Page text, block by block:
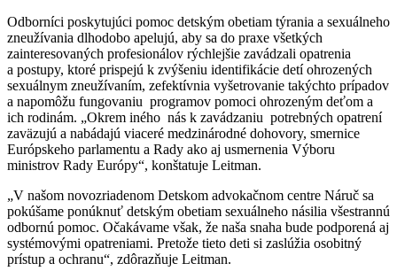
Odborníci poskytujúci pomoc detským obetiam týrania a sexuálneho
zneužívania dlhodobo apelujú, aby sa do praxe všetkých
zainteresovaných profesionálov rýchlejšie zavádzali opatrenia
a postupy, ktoré prispejú k zvýšeniu identifikácie detí ohrozených
sexuálnym zneužívaním, zefektívnia vyšetrovanie takýchto prípadov
a napomôžu fungovaniu programov pomoci ohrozeným deťom a
ich rodinám. „Okrem iného nás k zavádzaniu potrebných opatrení
zaväzujú a nabádajú viaceré medzinárodné dohovory, smernice
Európskeho parlamentu a Rady ako aj usmernenia Výboru
ministrov Rady Európy“, konštatuje Leitman.
„V našom novozriadenom Detskom advokačnom centre Náruč sa
pokúšame ponúknuť detským obetiam sexuálneho násilia všestrannú
odbornú pomoc. Očakávame však, že naša snaha bude podporená aj
systémovými opatreniami. Pretože tieto deti si zaslúžia osobitný
prístup a ochranu“, zdôrazňuje Leitman.